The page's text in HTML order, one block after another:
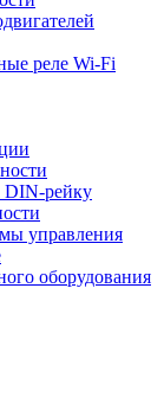
реле Wi-Fi
DIN-рейку
управления
оборудования